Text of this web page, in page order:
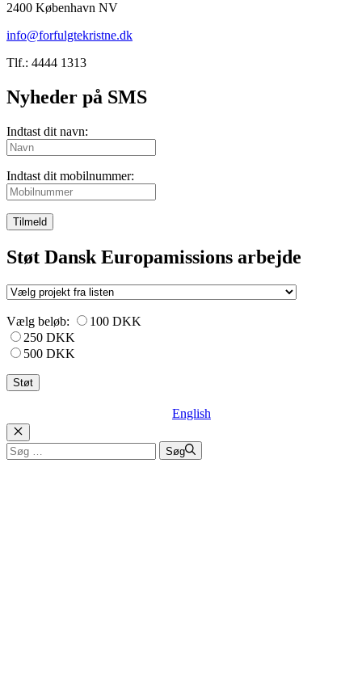
2400 København NV
info@forfulgtekristne.dk
Tlf.: 4444 1313
Nyheder på SMS
Indtast dit navn:
Indtast dit mobilnummer:
Tilmeld
Støt Dansk Europamissions arbejde
Vælg beløb:
100 DKK
250 DKK
500 DKK
English
Luk
Søg
efter:
Søg